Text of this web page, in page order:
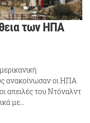
των ΗΠΑ
ανακοίνωσαν οι ΗΠΑ
απειλές του Ντόναλντ
με…